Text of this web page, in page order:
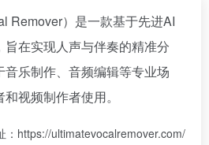
Remover）是一款基于先进AI
在实现人声与伴奏的精准分
乐制作、音频编辑等专业场
视频制作者使用。
：https://ultimatevocalremover.com/